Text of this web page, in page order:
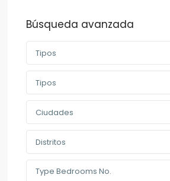
Búsqueda avanzada
Tipos
Tipos
Ciudades
Distritos